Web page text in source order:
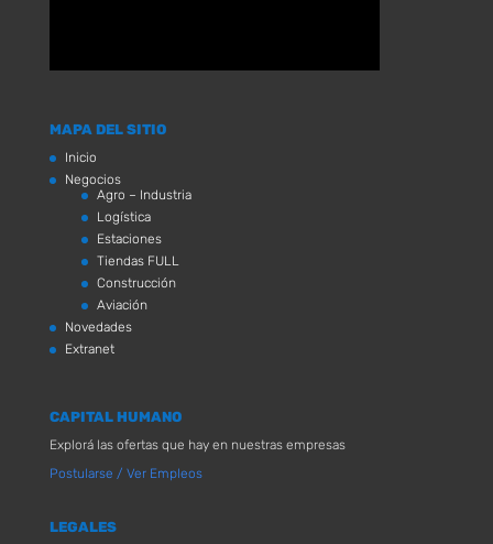
MAPA DEL SITIO
Inicio
Negocios
Agro – Industria
Logística
Estaciones
Tiendas FULL
Construcción
Aviación
Novedades
Extranet
CAPITAL HUMANO
Explorá las ofertas que hay en nuestras empresas
Postularse / Ver Empleos
LEGALES